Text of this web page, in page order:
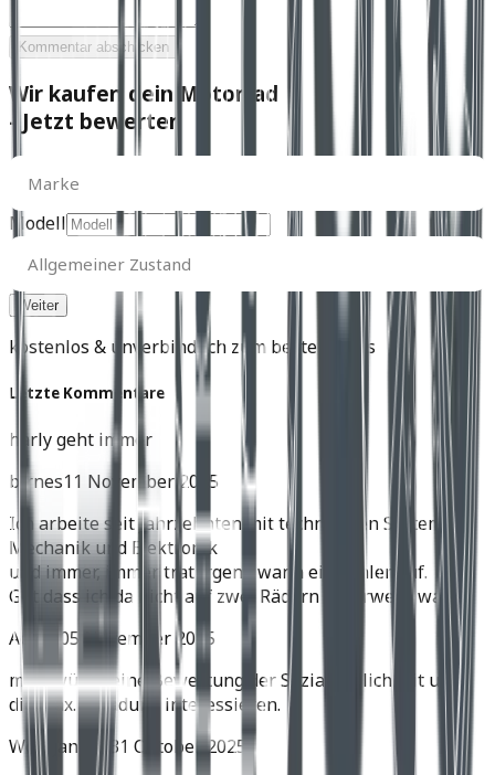
Kommentar abschicken
Wir kaufen dein Motorrad
- Jetzt bewerten
Marke
Marke
Modell
Allgemeiner
Zustand
Allgemeiner Zustand
kostenlos & unverbindlich zum besten Preis
Letzte Kommentare
harly geht immer
birnes11 November 2025
Ich arbeite seit Jahrzehnten mit technischen Systemen,
Mechanik und Elektronik
und immer, immer trat irgend wann ein Fehler auf.
Gut dass ich da nicht auf zwei Rädern unterwegs war.
Achim05 November 2025
mich würde eine Bewertung der Soziatauglichkeit und
die max. Zuladung interessieren.
Wolfgang H.31 Oktober 2025